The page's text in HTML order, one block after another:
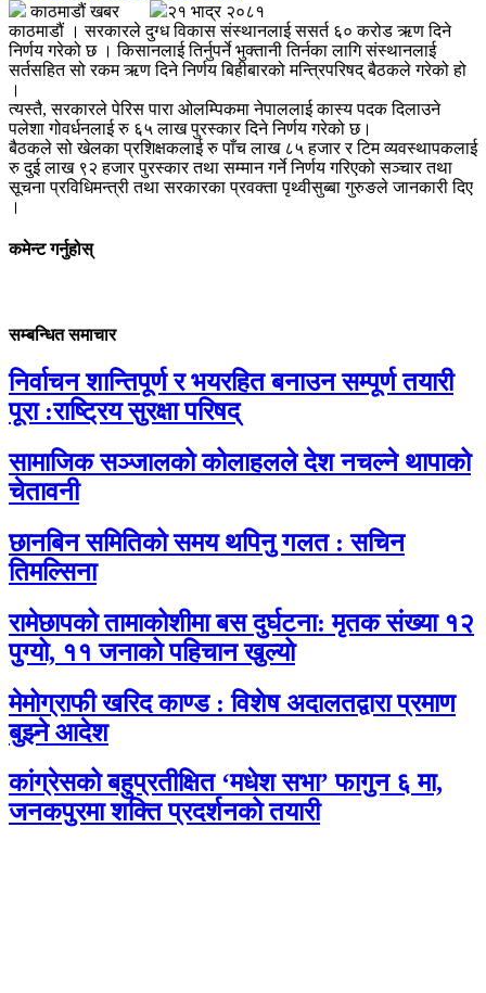
काठमाडौं खबर
२१ भाद्र २०८१
काठमाडौं । सरकारले दुग्ध विकास संस्थानलाई ससर्त ६० करोड ऋण दिने
निर्णय गरेको छ । किसानलाई तिर्नुपर्ने भुक्तानी तिर्नका लागि संस्थानलाई
सर्तसहित सो रकम ऋण दिने निर्णय बिहीबारको मन्त्रिपरिषद् बैठकले गरेको हो
।
त्यस्तै, सरकारले पेरिस पारा ओलम्पिकमा नेपाललाई कास्य पदक दिलाउने
पलेशा गोवर्धनलाई रु ६५ लाख पुरस्कार दिने निर्णय गरेको छ।
बैठकले सो खेलका प्रशिक्षकलाई रु पाँच लाख ८५ हजार र टिम व्यवस्थापकलाई
रु दुई लाख ९२ हजार पुरस्कार तथा सम्मान गर्ने निर्णय गरिएको सञ्चार तथा
सूचना प्रविधिमन्त्री तथा सरकारका प्रवक्ता पृथ्वीसुब्बा गुरुङले जानकारी दिए
।
कमेन्ट गर्नुहोस्
सम्बन्धित समाचार
निर्वाचन शान्तिपूर्ण र भयरहित बनाउन सम्पूर्ण तयारी
पूरा :राष्ट्रिय सुरक्षा परिषद्
सामाजिक सञ्जालको कोलाहलले देश नचल्ने थापाको
चेतावनी
छानबिन समितिको समय थपिनु गलत : सचिन
तिमल्सिना
रामेछापको तामाकोशीमा बस दुर्घटना: मृतक संख्या १२
पुग्यो, ११ जनाको पहिचान खुल्यो
मेमोग्राफी खरिद काण्ड : विशेष अदालतद्वारा प्रमाण
बुझ्ने आदेश
कांग्रेसको बहुप्रतीक्षित ‘मधेश सभा’ फागुन ६ मा,
जनकपुरमा शक्ति प्रदर्शनको तयारी